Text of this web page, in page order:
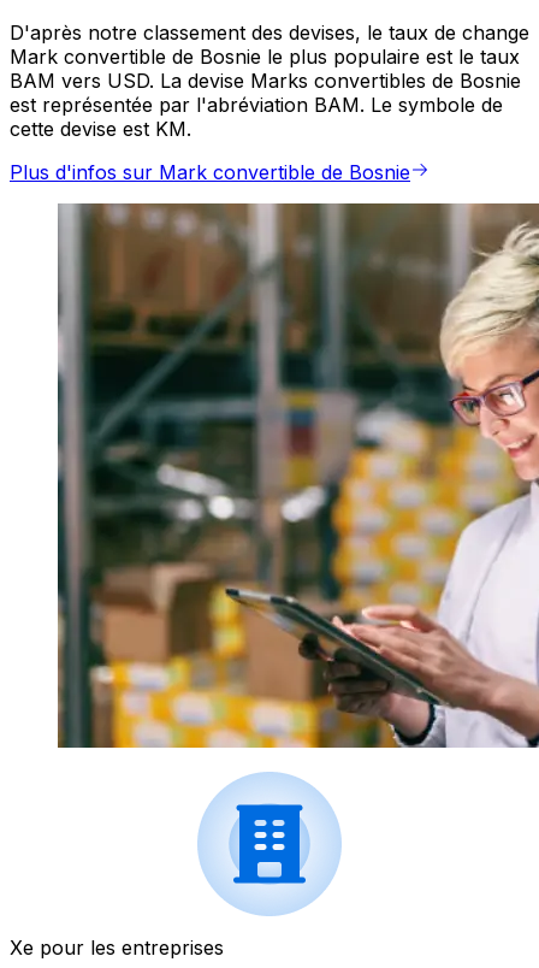
D'après notre classement des devises, le taux de change
Mark convertible de Bosnie le plus populaire est le taux
BAM vers USD. La devise Marks convertibles de Bosnie
est représentée par l'abréviation BAM. Le symbole de
cette devise est KM.
Plus d'infos sur Mark convertible de Bosnie
Xe pour les entreprises